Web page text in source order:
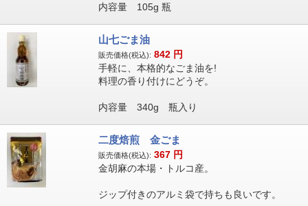
内容量 105g 瓶
山七ごま油
販売価格(税込): 842 円
手軽に、本格的なごま油を!
料理の香り付けにどうぞ。
内容量 340g 瓶入り
二度焙煎 金ごま
販売価格(税込): 367 円
金胡麻の本場・トルコ産。
ジップ付きのアルミ袋で持ちも良いです。